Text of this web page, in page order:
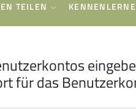
TEILEN
für das